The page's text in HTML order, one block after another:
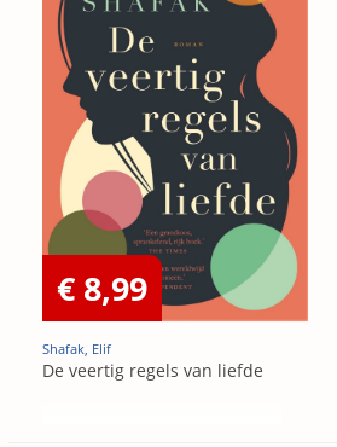
€ 8,99
Shafak, Elif
De veertig regels van liefde